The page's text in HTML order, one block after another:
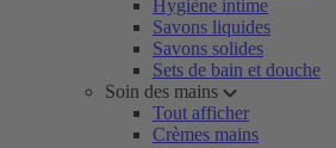
Hygiène intime
Savons liquides
Savons solides
Sets de bain et douche
Soin des mains
Tout afficher
Crèmes mains